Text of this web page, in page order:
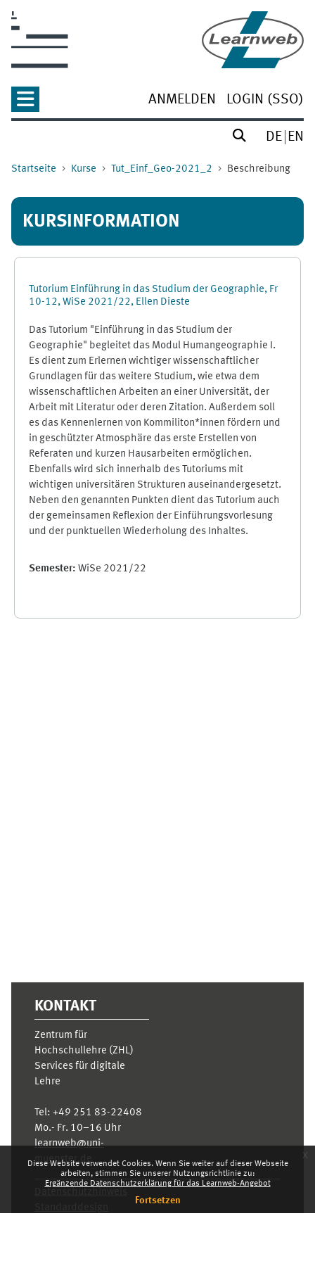
Diese Website verwendet Cookies. Wenn Sie weiter auf dieser Webseite
arbeiten, stimmen Sie unserer Nutzungsrichtlinie zu:
Ergänzende Datenschutzerklärung für das Learnweb-Angebot
Fortsetzen
x
ANMELDEN LOGIN (SSO)
DE EN
Startseite Kurse Tut_Einf_Geo-2021_2 Beschreibung
KURSINFORMATION
Tutorium Einführung in das Studium der Geographie, Fr
10-12, WiSe 2021/22, Ellen Dieste
Das Tutorium "Einführung in das Studium der
Geographie" begleitet das Modul Humangeographie I.
Es dient zum Erlernen wichtiger wissenschaftlicher
Grundlagen für das weitere Studium, wie etwa dem
wissenschaftlichen Arbeiten an einer Universität, der
Arbeit mit Literatur oder deren Zitation. Außerdem soll
es das Kennenlernen von Kommiliton*innen fördern und
in geschützter Atmosphäre das erste Erstellen von
Referaten und kurzen Hausarbeiten ermöglichen.
Ebenfalls wird sich innerhalb des Tutoriums mit
wichtigen universitären Strukturen auseinandergesetzt.
Neben den genannten Punkten dient das Tutorium auch
der gemeinsamen Reflexion der Einführungsvorlesung
und der punktuellen Wiederholung des Inhaltes.
Semester: WiSe 2021/22
KONTAKT
Zentrum für
Hochschullehre (ZHL)
Services für digitale
Lehre
Tel: +49 251 83-22408
Mo.- Fr. 10–16 Uhr
learnweb@uni-
muenster.de